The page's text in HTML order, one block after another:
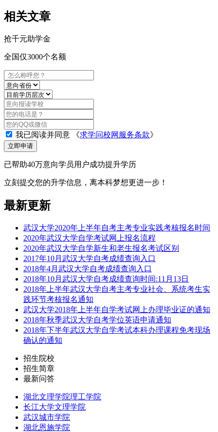
相关文章
抢千元助学金
全国仅3000个名额
我已阅读并同意 《求学问校网服务条款》
立即申请
已帮助40万意向学员用户成功提升学历
立刻提交您的升学信息，离本科梦想更进一步！
最新更新
武汉大学2020年上半年自考主考专业实践考核报名时间
2020年武汉大学自学考试网上报名流程
2020年武汉大学自学新生和老生报名考试区别
2017年10月武汉大学自考成绩查询入口
2018年4月武汉大学自考成绩查询入口
2018年10月武汉大学自考成绩查询时间:11月13日
2018年上半年武汉大学自考主考专业社会、系统考生实
践环节考核报名通知
武汉大学2018年上半年自学考试网上办理毕业证的通知
2018年秋季武汉大学自考学位英语申请通知
2018年下半年武汉大学自学考试本科办理课程免考现场
确认的通知
招生院校
招生简章
最新问答
湖北文理学院理工学院
长江大学文理学院
武汉城市学院
湖北恩施学院